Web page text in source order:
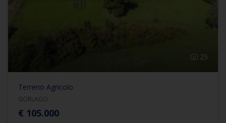
25
Terreno Agricolo
GORLAGO
€ 105.000